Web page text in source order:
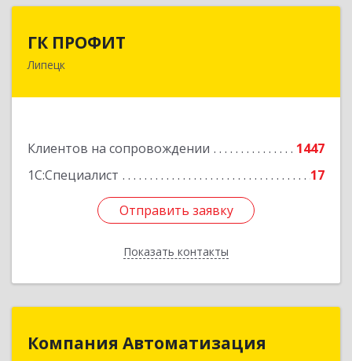
ГК ПРОФИТ
Липецк
Клиентов на сопровождении
1447
1С:Специалист
17
Отправить заявку
Показать контакты
398001, Липецкая обл, Липецк г, Советская ул,
Отправить заявку
Назад
Компания Автоматизация